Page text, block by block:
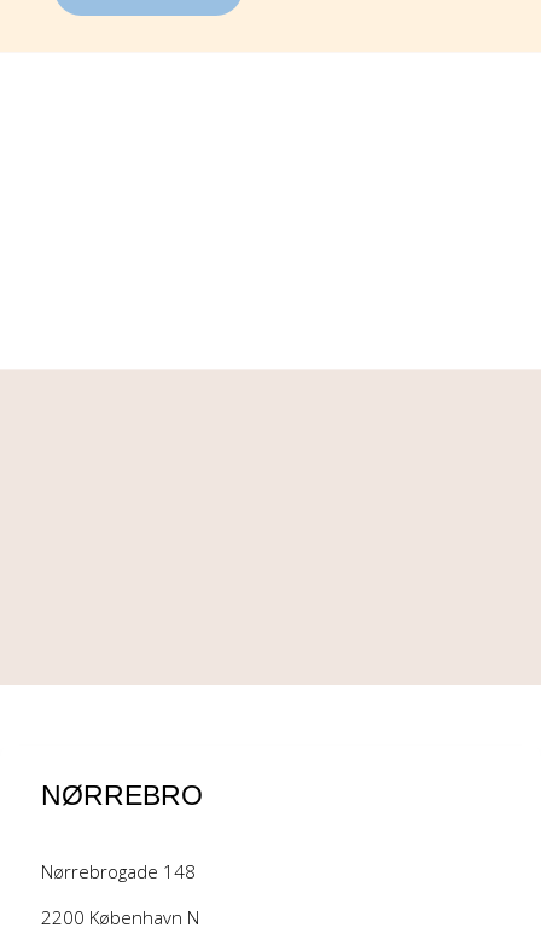
NØRREBRO
Nørrebrogade 148
2200 København N